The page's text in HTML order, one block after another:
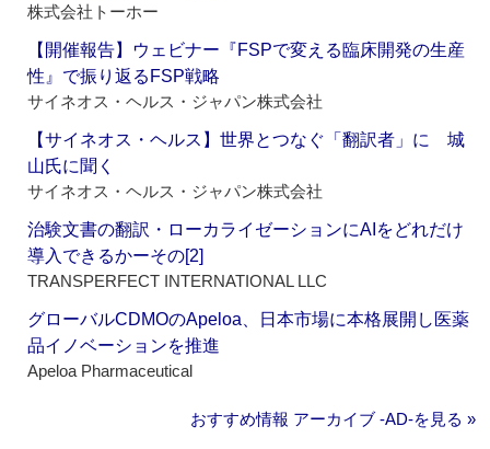
株式会社トーホー
【開催報告】ウェビナー『FSPで変える臨床開発の生産
性』で振り返るFSP戦略
サイネオス・ヘルス・ジャパン株式会社
【サイネオス・ヘルス】世界とつなぐ「翻訳者」に 城
山氏に聞く
サイネオス・ヘルス・ジャパン株式会社
治験文書の翻訳・ローカライゼーションにAIをどれだけ
導入できるかーその[2]
TRANSPERFECT INTERNATIONAL LLC
グローバルCDMOのApeloa、日本市場に本格展開し医薬
品イノベーションを推進
Apeloa Pharmaceutical
おすすめ情報 アーカイブ ‐AD‐を見る »